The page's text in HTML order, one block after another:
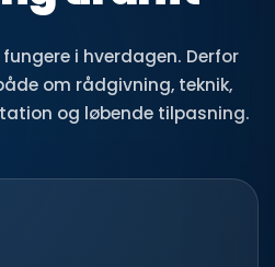
i hverdagen. Derfor
om rådgivning, teknik,
og løbende tilpasning.